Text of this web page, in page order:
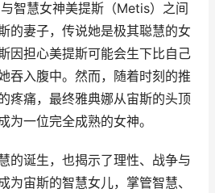
智慧女神美提斯（Metis）之间
的妻子，传说她是极其聪慧的女
因担心美提斯可能会生下比自己
吞入腹中。然而，随着时刻的推
疼痛，最终雅典娜从宙斯的头顶
为一位完全成熟的女神。
的诞生，也揭示了理性、战争与
为宙斯的智慧女儿，掌管智慧、